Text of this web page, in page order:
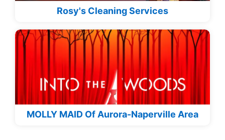
Rosy's Cleaning Services
MOLLY MAID Of Aurora-Naperville Area